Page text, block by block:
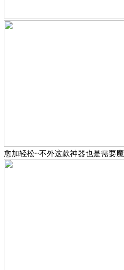
愈加轻松~不外这款神器也是需要